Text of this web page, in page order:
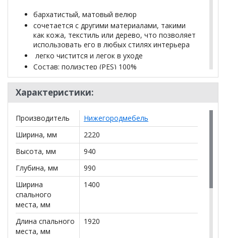
бархатистый, матовый велюр
сочетается с другими материалами, такими
как кожа, текстиль или дерево, что позволяет
использовать его в любых стилях интерьера
легко чистится и легок в уходе
Состав: полиэстер (PES) 100%
Плотность ткани: 460 г/кв м
Количество циклов истирания: более 50 000
высота посадки (мм): 450
глубина сиденья (мм): 560
высота спинки (мм): 510
высота подлокотника от сиденья (мм): 200
максимально допустимая нагрузка: 100 кг на одно
посадочное место
Бельевой ящик: с перегородкой по центру,размер
Характеристики:
Производитель
Нижегородмебель
Ширина, мм
2220
Высота, мм
940
Глубина, мм
990
Ширина
спального
места, мм
1400
Длина спального
места, мм
1920